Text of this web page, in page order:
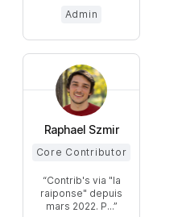
Admin
Raphael Szmir
Core Contributor
Contrib's via "la
raiponse" depuis
mars 2022. P...